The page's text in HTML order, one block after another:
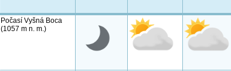
Počasí Vyšná Boca
(1057 m n. m.)